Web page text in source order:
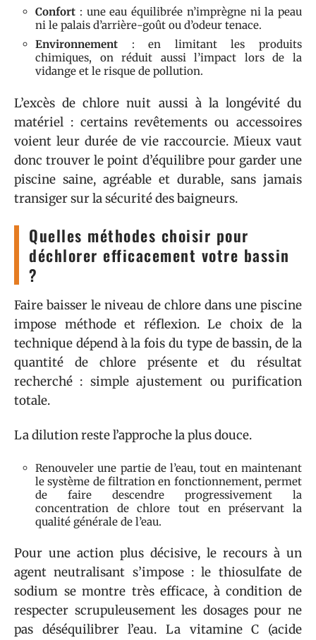
Confort : une eau équilibrée n’imprègne ni la peau
ni le palais d’arrière-goût ou d’odeur tenace.
Environnement : en limitant les produits
chimiques, on réduit aussi l’impact lors de la
vidange et le risque de pollution.
L’excès de chlore nuit aussi à la longévité du
matériel : certains revêtements ou accessoires
voient leur durée de vie raccourcie. Mieux vaut
donc trouver le point d’équilibre pour garder une
piscine saine, agréable et durable, sans jamais
transiger sur la sécurité des baigneurs.
Quelles méthodes choisir pour
déchlorer efficacement votre bassin
?
Faire baisser le niveau de chlore dans une piscine
impose méthode et réflexion. Le choix de la
technique dépend à la fois du type de bassin, de la
quantité de chlore présente et du résultat
recherché : simple ajustement ou purification
totale.
La dilution reste l’approche la plus douce.
Renouveler une partie de l’eau, tout en maintenant
le système de filtration en fonctionnement, permet
de faire descendre progressivement la
concentration de chlore tout en préservant la
qualité générale de l’eau.
Pour une action plus décisive, le recours à un
agent neutralisant s’impose : le thiosulfate de
sodium se montre très efficace, à condition de
respecter scrupuleusement les dosages pour ne
pas déséquilibrer l’eau. La vitamine C (acide